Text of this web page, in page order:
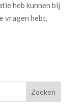
heb kunnen bij
vragen hebt,